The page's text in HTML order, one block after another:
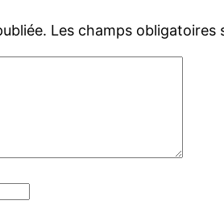
Les champs obligatoires